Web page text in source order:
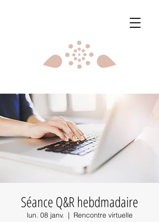
Séance Q&R hebdmadaire
lun. 08 janv.
  |
Rencontre virtuelle